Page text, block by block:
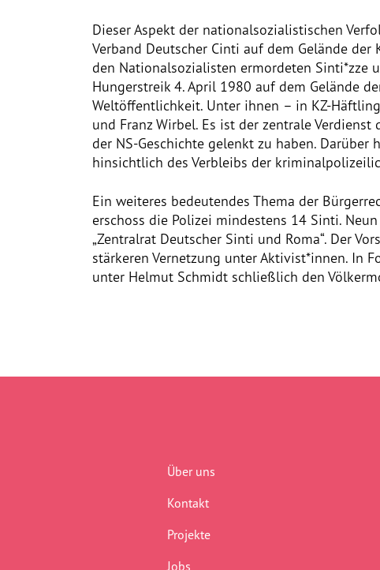
Dieser Aspekt der nationalsozialistischen
Verband Deutscher Cinti auf dem Gelände
den Nationalsozialisten ermordeten Sinti*zze
Hungerstreik 4. April 1980 auf dem Gelände
Weltöffentlichkeit. Unter ihnen – in KZ-
und Franz Wirbel. Es ist der zentrale
der NS-Geschichte gelenkt zu haben.
hinsichtlich des Verbleibs der
Ein weiteres bedeutendes Thema der
erschoss die Polizei mindestens 14 Sinti.
„Zentralrat Deutscher Sinti und Roma“. Der
stärkeren Vernetzung unter Aktivist*innen. In
unter Helmut Schmidt schließlich den
Über uns
Kontakt
Projekte
Jobs